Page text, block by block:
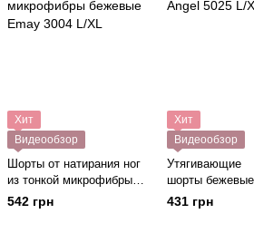
Хит
Видеообзор
Шорты от натирания ног
из тонкой микрофибры
бежевые Emay 3004 L/XL
542 грн
Хит
Видеообзор
Утягивающие
шорты
Angel 5025 L/XL
431 грн